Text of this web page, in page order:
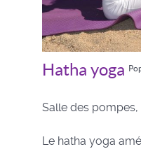
Hatha yoga
Salle des pompes,
Le hatha yoga